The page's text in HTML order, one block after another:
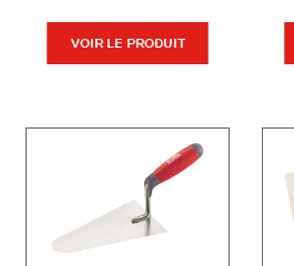
VOIR LE PRODUIT